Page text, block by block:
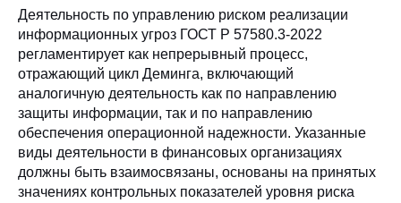
Деятельность по управлению риском реализации
информационных угроз ГОСТ Р 57580.3-2022
регламентирует как непрерывный процесс,
отражающий цикл Деминга, включающий
аналогичную деятельность как по направлению
защиты информации, так и по направлению
обеспечения операционной надежности. Указанные
виды деятельности в финансовых организациях
должны быть взаимосвязаны, основаны на принятых
значениях контрольных показателей уровня риска